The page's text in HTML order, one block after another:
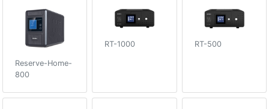
Reserve-Home-
800
RT-1000 RT-500